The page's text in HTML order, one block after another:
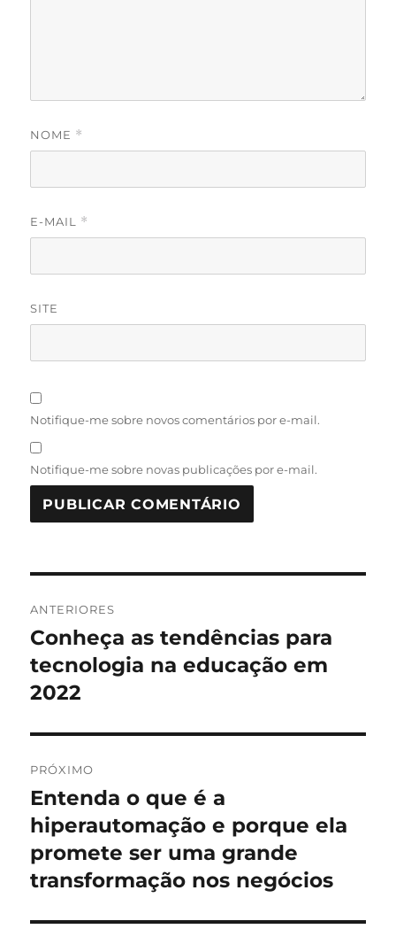
NOME *
E-MAIL *
SITE
Notifique-me sobre novos comentários por e-mail.
Notifique-me sobre novas publicações por e-mail.
de
Post
ANTERIORES
Post
anterior:
Conheça as tendências para
tecnologia na educação em
2022
PRÓXIMO
Próximo
post:
Entenda o que é a
hiperautomação e porque ela
promete ser uma grande
transformação nos negócios